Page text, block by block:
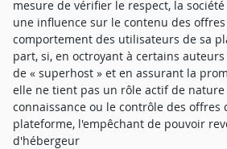
mesure de vérifier le respect, la
une influence sur le contenu des
comportement des utilisateurs de sa
part, si, en octroyant à certains
de « superhost » et en assurant la
elle ne tient pas un rôle actif de
connaissance ou le contrôle des offres
plateforme, l'empêchant de pouvoir
d'hébergeur